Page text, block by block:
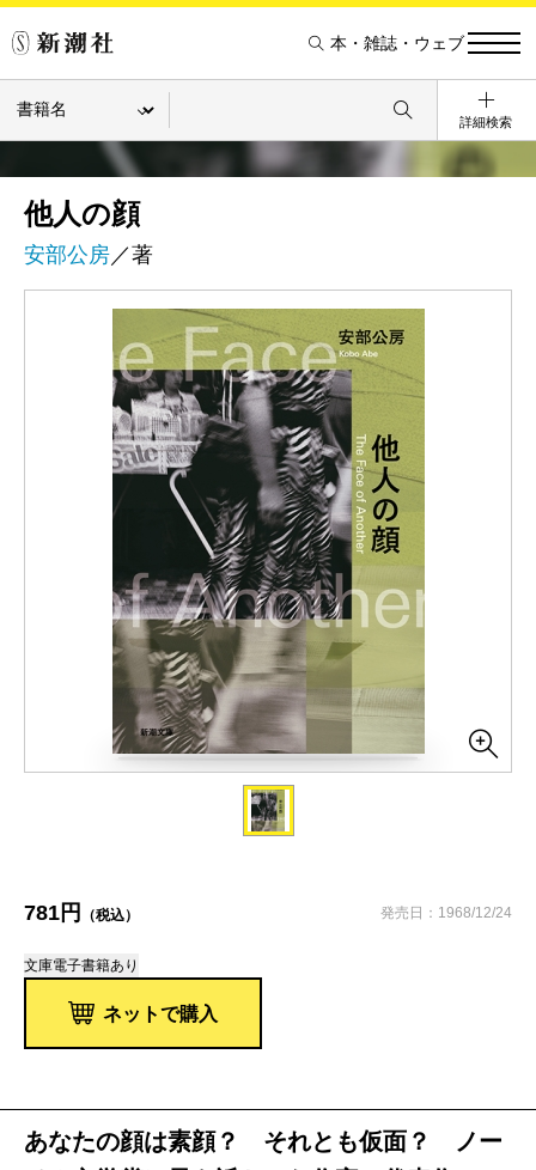
本・雑誌・ウェブ
詳細検索
他人の顔
安部公房／著
781円 （税込） 発売日：1968/12/24
文庫電子書籍あり
ネットで購入
あなたの顔は素顔？ それとも仮面？ ノー